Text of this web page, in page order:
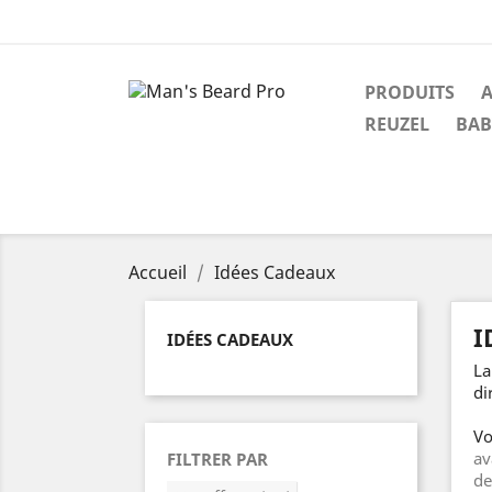
PRODUITS
REUZEL
Accueil Idées Cadeaux
IDÉES CADEAUX
FILTRER PAR